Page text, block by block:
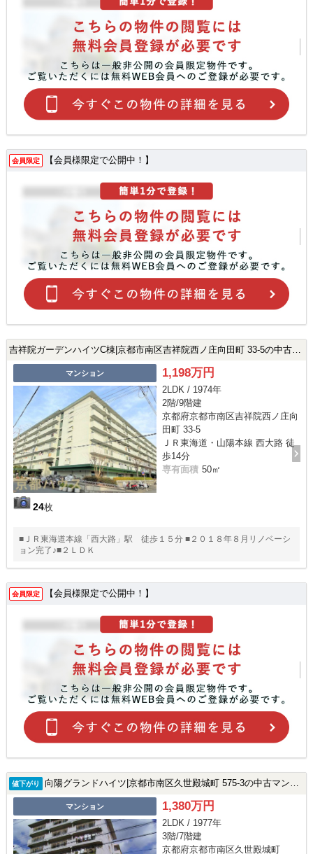
会員限定 【会員様限定で公開中！】
吉祥院ガーデンハイツC棟|京都市南区吉祥院西ノ庄向田町 33-5の中古マンション
マンション
24枚
1,198万円
2LDK / 1974年
2階/9階建
京都府京都市南区吉祥院西ノ庄向
田町 33-5
ＪＲ東海道・山陽本線 西大路 徒
歩14分
専有面積 50㎡
■ＪＲ東海道本線「西大路」駅 徒歩１５分 ■２０１８年８月リノベーシ
ョン完了♪■２ＬＤＫ
会員限定 【会員様限定で公開中！】
値下がり 向陽グランドハイツ|京都市南区久世殿城町 575-3の中古マンション
マンション 1,380万円
2LDK / 1977年
3階/7階建
京都府京都市南区久世殿城町